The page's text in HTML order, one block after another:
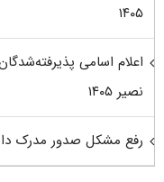
۱۴۰۵
اعلام اسامی
نصیر ۱۴۰۵
رفع مشکل صدور مدرک